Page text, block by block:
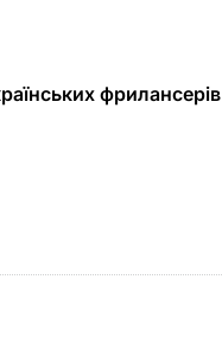
фрилансерів